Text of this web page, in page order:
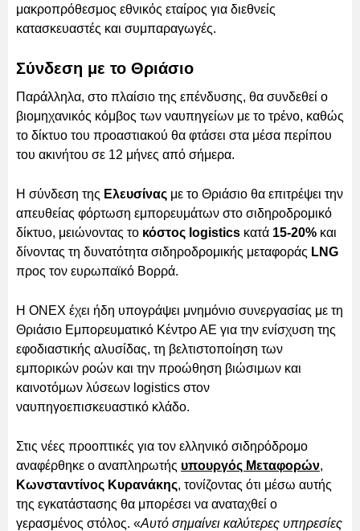
μακροπρόθεσμος εθνικός εταίρος για διεθνείς
κατασκευαστές και συμπαραγωγές.
Σύνδεση με το Θριάσιο
Παράλληλα, στο πλαίσιο της επένδυσης, θα συνδεθεί ο
βιομηχανικός κόμβος των ναυπηγείων με το τρένο, καθώς
το δίκτυο του προαστιακού θα φτάσει στα μέσα περίπου
του ακινήτου σε 12 μήνες από σήμερα.
Η σύνδεση της Ελευσίνας με το Θριάσιο θα επιτρέψει την
απευθείας φόρτωση εμπορευμάτων στο σιδηροδρομικό
δίκτυο, μειώνοντας το κόστος logistics κατά 15-20% και
δίνοντας τη δυνατότητα σιδηροδρομικής μεταφοράς LNG
προς τον ευρωπαϊκό Βορρά.
Η ONEX έχει ήδη υπογράψει μνημόνιο συνεργασίας με τη
Θριάσιο Εμπορευματικό Κέντρο ΑΕ για την ενίσχυση της
εφοδιαστικής αλυσίδας, τη βελτιστοποίηση των
εμπορικών ροών και την προώθηση βιώσιμων και
καινοτόμων λύσεων logistics στον
ναυπηγοεπισκευαστικό κλάδο.
Στις νέες προοπτικές για τον ελληνικό σιδηρόδρομο
αναφέρθηκε ο αναπληρωτής υπουργός Μεταφορών,
Κωνσταντίνος Κυρανάκης, τονίζοντας ότι μέσω αυτής
της εγκατάστασης θα μπορέσει να αναταχθεί ο
γερασμένος στόλος. «Αυτό σημαίνει καλύτερες υπηρεσίες